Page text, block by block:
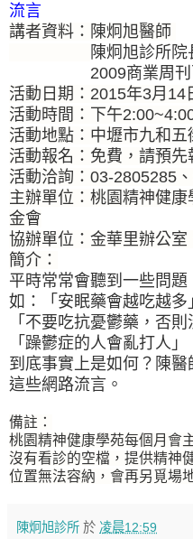
流言
講者資料：陳炯旭醫師
陳炯旭診所院
2009商業周刊百
活動日期：2015年3月14
活動時間：下午
活動地點：中壢市九和
活動報名：免費，請預先
活動洽詢：03-2805285
主辦單位：桃園精神健
金會
協辦單位：金華里辦公室
簡介：
平時常常會聽到一些問
如：「安眠藥會越吃越多
「不要吃抗憂鬱藥，否
「躁鬱症的人會亂打人」
到底事實上是如何？陳
這些網路流言。
備註：
桃園精神健康學苑每個月會
沒有看診的空檔，提供精神
位置無法容納，會再另覓場
陳炯旭診所 於 凌晨12:59